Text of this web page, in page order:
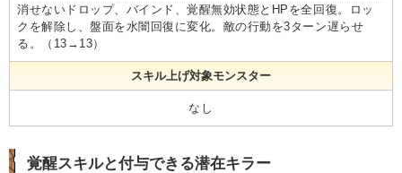
消せないドロップ、バインド、覚醒無効状態とHPを全回復。ロッ
クを解除し、盤面を水闇回復に変化。敵の行動を3ターン遅らせ
る。（13→13）
スキル上げ対象モンスター
なし
覚醒スキルと付与できる潜在キラー